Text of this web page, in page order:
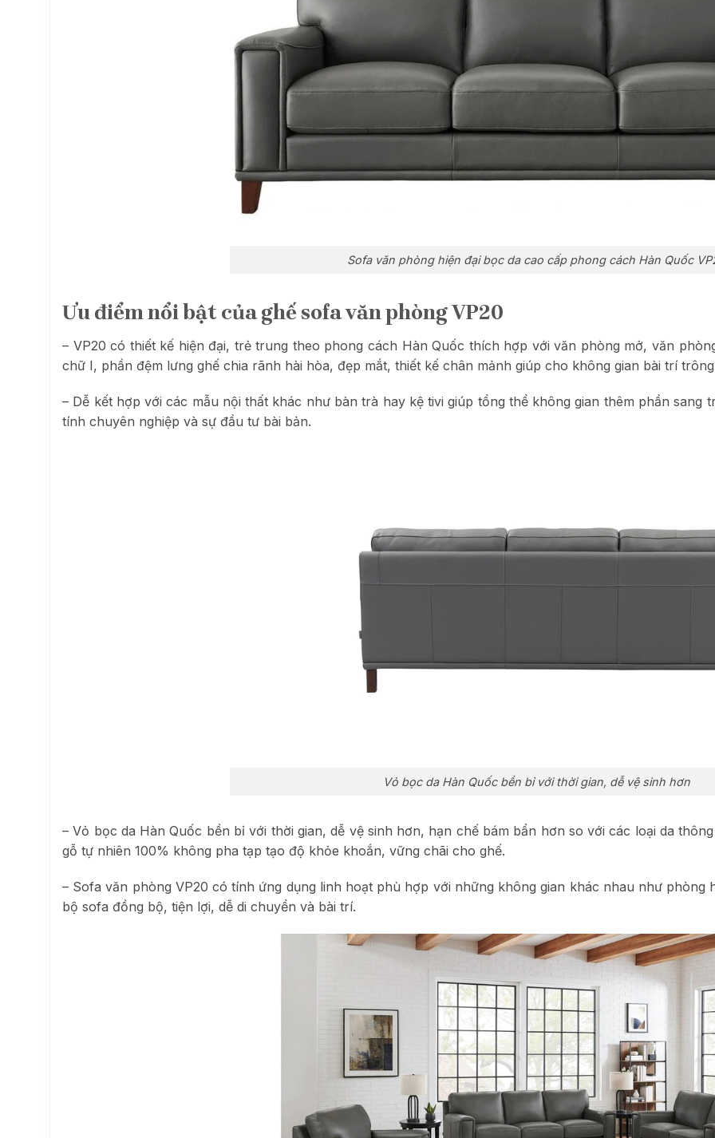
Sofa văn phòng hiện đại bọc da cao cấp phong cách Hàn Quốc
Ưu điểm nổi bật của ghế sofa văn phòng VP20
– VP20 có thiết kế hiện đại, trẻ trung theo phong cách Hàn Quốc thích hợp với văn phòng mở, văn
chữ I, phần đệm lưng ghế chia rãnh hài hòa, đẹp mắt, thiết kế chân mảnh giúp cho không gian bài trí
– Dễ kết hợp với các mẫu nội thất khác như bàn trà hay kệ tivi giúp tổng thể không gian thêm phần sang
tính chuyên nghiệp và sự đầu tư bài bản.
Vỏ bọc da Hàn Quốc bền bỉ với thời gian, dễ vệ sinh hơn
– Vỏ bọc da Hàn Quốc bền bỉ với thời gian, dễ vệ sinh hơn, hạn chế bám bẩn hơn so với các loại da
gỗ tự nhiên 100% không pha tạp tạo độ khỏe khoắn, vững chãi cho ghế.
– Sofa văn phòng VP20 có tính ứng dụng linh hoạt phù hợp với những không gian khác nhau như
bộ sofa đồng bộ, tiện lợi, dễ di chuyển và bài trí.